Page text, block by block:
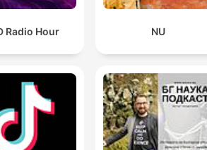
Radio Hour NU